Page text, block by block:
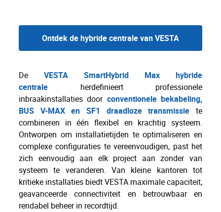
Ontdek de hybride centrale van VESTA
De VESTA SmartHybrid Max hybride
centrale herdefinieert professionele
inbraakinstallaties door conventionele bekabeling,
BUS V-MAX en SF1 draadloze transmissie te
combineren in één flexibel en krachtig systeem.
Ontworpen om installatietijden te optimaliseren en
complexe configuraties te vereenvoudigen, past het
zich eenvoudig aan elk project aan zonder van
systeem te veranderen. Van kleine kantoren tot
kritieke installaties biedt VESTA maximale capaciteit,
geavanceerde connectiviteit en betrouwbaar en
rendabel beheer in recordtijd.